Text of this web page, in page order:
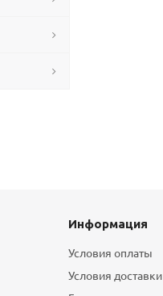
Информация
Условия оплаты
Условия доставки